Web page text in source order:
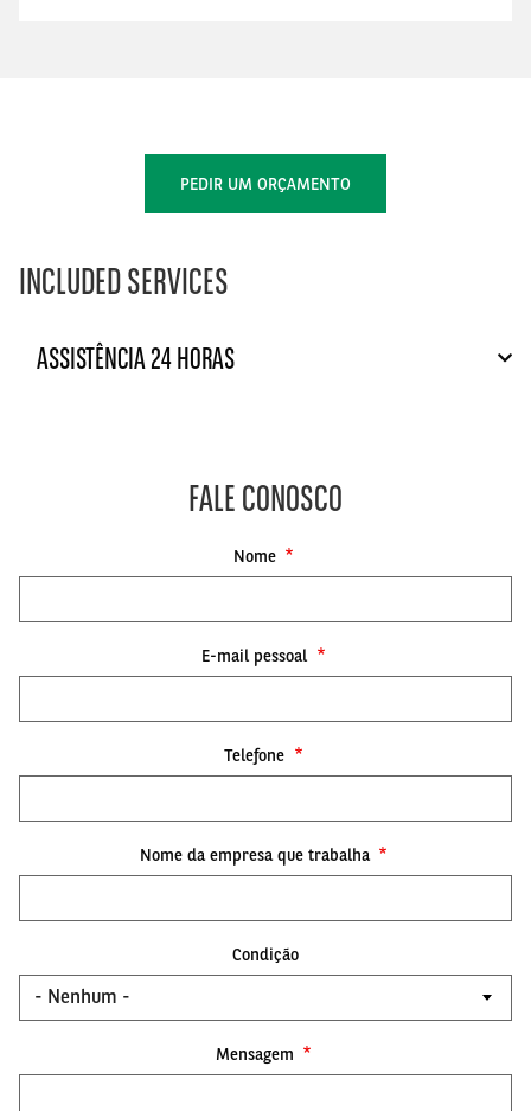
PEDIR UM ORÇAMENTO
INCLUDED SERVICES
ASSISTÊNCIA 24 HORAS
FALE CONOSCO
Nome
E-mail pessoal
Telefone
Nome da empresa que trabalha
Condição
Mensagem